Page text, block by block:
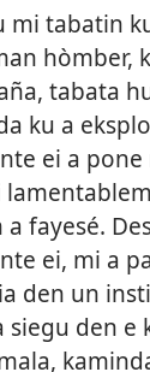
mi tabatin
hòmber,
tabata
ku a
ei a
fayesé.
ei, mi a
den un
siegu den e